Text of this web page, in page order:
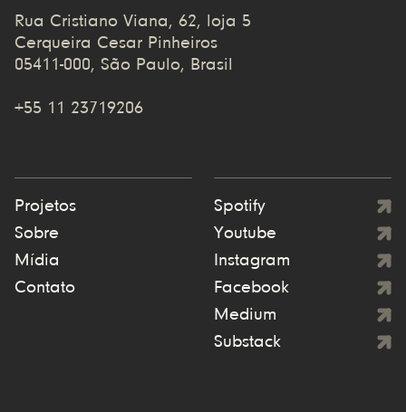
Rua Cristiano Viana, 62, loja 5
Cerqueira Cesar Pinheiros
05411-000, São Paulo, Brasil
+55 11 23719206
Projetos
Sobre
Mídia
Contato
Spotify
Youtube
Instagram
Facebook
Medium
Substack